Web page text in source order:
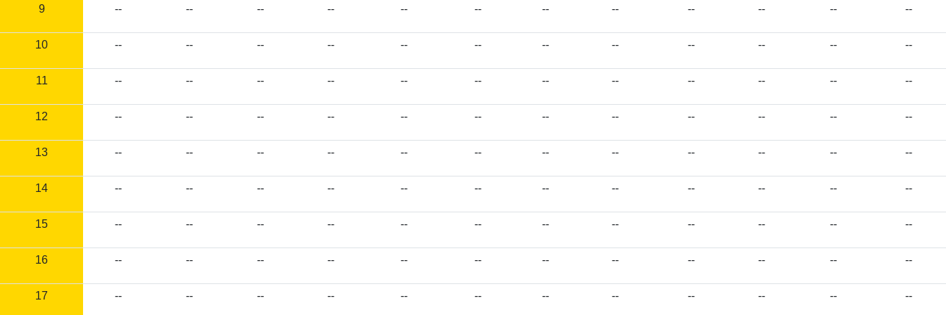
9 -- -- -- -- -- -- -- -- -- -- -- --
10 -- -- -- -- -- -- -- -- -- -- -- --
11 -- -- -- -- -- -- -- -- -- -- -- --
12 -- -- -- -- -- -- -- -- -- -- -- --
13 -- -- -- -- -- -- -- -- -- -- -- --
14 -- -- -- -- -- -- -- -- -- -- -- --
15 -- -- -- -- -- -- -- -- -- -- -- --
16 -- -- -- -- -- -- -- -- -- -- -- --
17 -- -- -- -- -- -- -- -- -- -- -- --